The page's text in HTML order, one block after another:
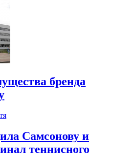
бренда
Самсонову и
теннисного